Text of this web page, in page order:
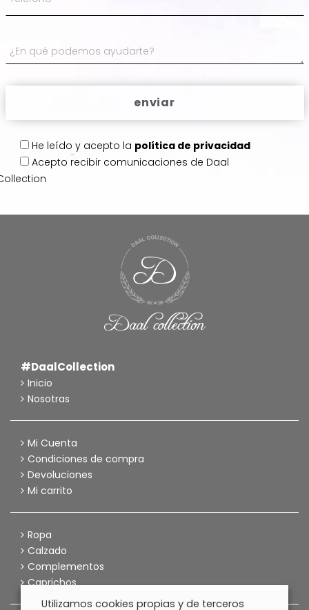
He leído y acepto la política de privacidad
Acepto recibir comunicaciones de Daal
#DaalCollection
Inicio
Nosotras
Mi Cuenta
Condiciones de compra
Devoluciones
Mi carrito
Ropa
Calzado
Complementos
Caprichos
Utilizamos cookies propias y de terceros